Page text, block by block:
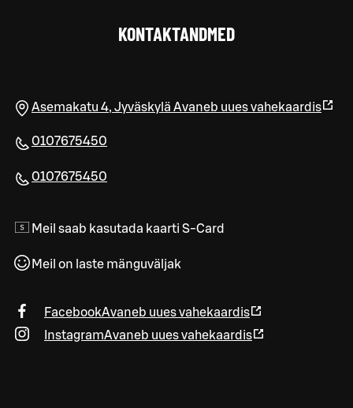
KONTAKTANDMED
Asemakatu 4, Jyväskylä Avaneb uues vahekaardis
0107675450
0107675450
Meil saab kasutada kaarti S-Card
Meil on laste mänguväljak
FacebookAvaneb uues vahekaardis
InstagramAvaneb uues vahekaardis